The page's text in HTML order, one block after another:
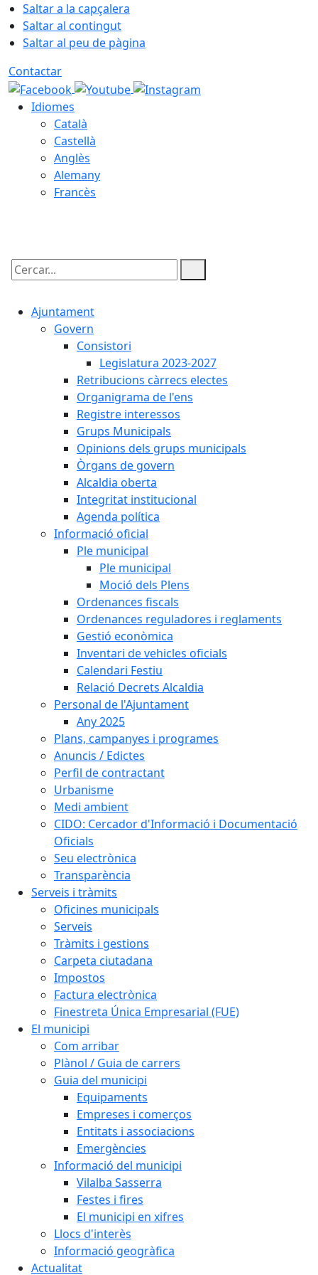
Saltar a la capçalera
Saltar al contingut
Saltar al peu de pàgina
Contactar
Idiomes
Català
Castellà
Anglès
Alemany
Francès
Cercar:
Ajuntament
Govern
Consistori
Legislatura 2023-2027
Retribucions càrrecs electes
Organigrama de l'ens
Registre interessos
Grups Municipals
Opinions dels grups municipals
Òrgans de govern
Alcaldia oberta
Integritat institucional
Agenda política
Informació oficial
Ple municipal
Ple municipal
Moció dels Plens
Ordenances fiscals
Ordenances reguladores i reglaments
Gestió econòmica
Inventari de vehicles oficials
Calendari Festiu
Relació Decrets Alcaldia
Personal de l'Ajuntament
Any 2025
Plans, campanyes i programes
Anuncis / Edictes
Perfil de contractant
Urbanisme
Medi ambient
CIDO: Cercador d'Informació i Documentació
Oficials
Seu electrònica
Transparència
Serveis i tràmits
Oficines municipals
Serveis
Tràmits i gestions
Carpeta ciutadana
Impostos
Factura electrònica
Finestreta Única Empresarial (FUE)
El municipi
Com arribar
Plànol / Guia de carrers
Guia del municipi
Equipaments
Empreses i comerços
Entitats i associacions
Emergències
Informació del municipi
Vilalba Sasserra
Festes i fires
El municipi en xifres
Llocs d'interès
Informació geogràfica
Actualitat